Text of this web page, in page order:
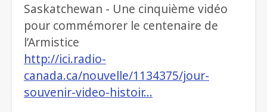
Saskatchewan - Une cinquième vidéo
pour commémorer le centenaire de
l’Armistice
http://ici.radio-
canada.ca/nouvelle/1134375/jour-
souvenir-video-histoir…